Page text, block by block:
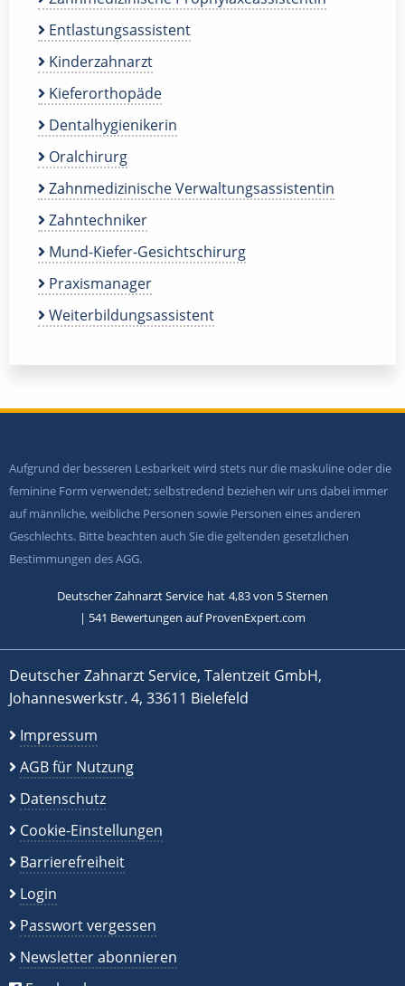
Entlastungsassistent
Kinderzahnarzt
Kieferorthopäde
Dentalhygienikerin
Oralchirurg
Zahnmedizinische Verwaltungsassistentin
Zahntechniker
Mund-Kiefer-Gesichtschirurg
Praxismanager
Weiterbildungsassistent
Aufgrund der besseren Lesbarkeit wird stets nur die maskuline oder die
feminine Form verwendet; selbstredend beziehen wir uns dabei immer
auf männliche, weibliche Personen sowie Personen eines anderen
Geschlechts. Bitte beachten auch Sie die geltenden gesetzlichen
Bestimmungen des AGG.
Deutscher Zahnarzt Service hat 4,83von 5Sternen
| 541 Bewertungen auf ProvenExpert.com
Deutscher Zahnarzt Service, Talentzeit GmbH,
Johanneswerkstr. 4, 33611 Bielefeld
Impressum
AGB für Nutzung
Datenschutz
Cookie-Einstellungen
Barrierefreiheit
Login
Passwort vergessen
Newsletter abonnieren